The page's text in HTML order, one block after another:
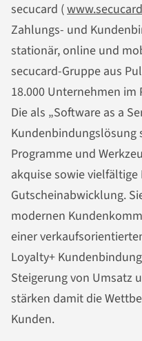
secucard (
Zahlungs- und
stationär, online und
secucard-Gruppe aus
18.000 Unternehmen
Die als „Software as a
Kundenbindungslösung
Programme und
akquise sowie
Gutscheinabwicklung.
modernen
einer
Loyalty+
Steigerung von Umsatz
stärken damit die
Kunden.